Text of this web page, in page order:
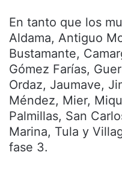
En tanto que los
Aldama, Antiguo
Bustamante,
Gómez Farías,
Ordaz, Jaumave,
Méndez, Mier,
Palmillas, San
Marina, Tula y
fase 3.